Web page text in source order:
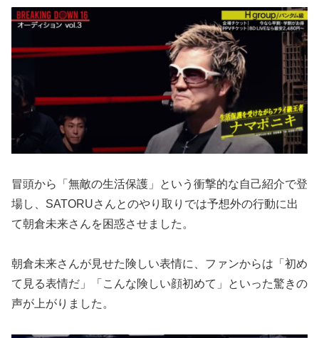
冒頭から「無敵の生活保護」という衝撃的な自己紹介で登
場し、SATORUさんとのやり取りでは予想外の行動に出
て朝倉未来さんを困惑させました。
朝倉未来さんが見せた険しい表情に、ファンからは「初め
て見る表情だ」「こんな険しい顔初めて」といった驚きの
声が上がりました。